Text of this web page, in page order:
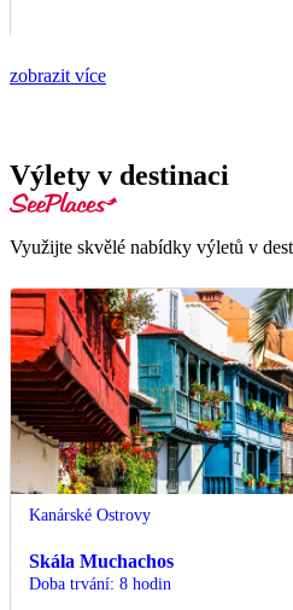
zobrazit více
Výlety v destinaci
Využijte skvělé nabídky výletů v
Kanárské Ostrovy
Skála Muchachos
Doba trvání: 8 hodin